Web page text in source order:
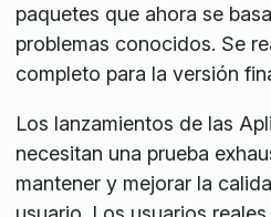
paquetes que ahora se
problemas conocidos. Se
completo para la versión
Los lanzamientos de las
necesitan una prueba
mantener y mejorar la